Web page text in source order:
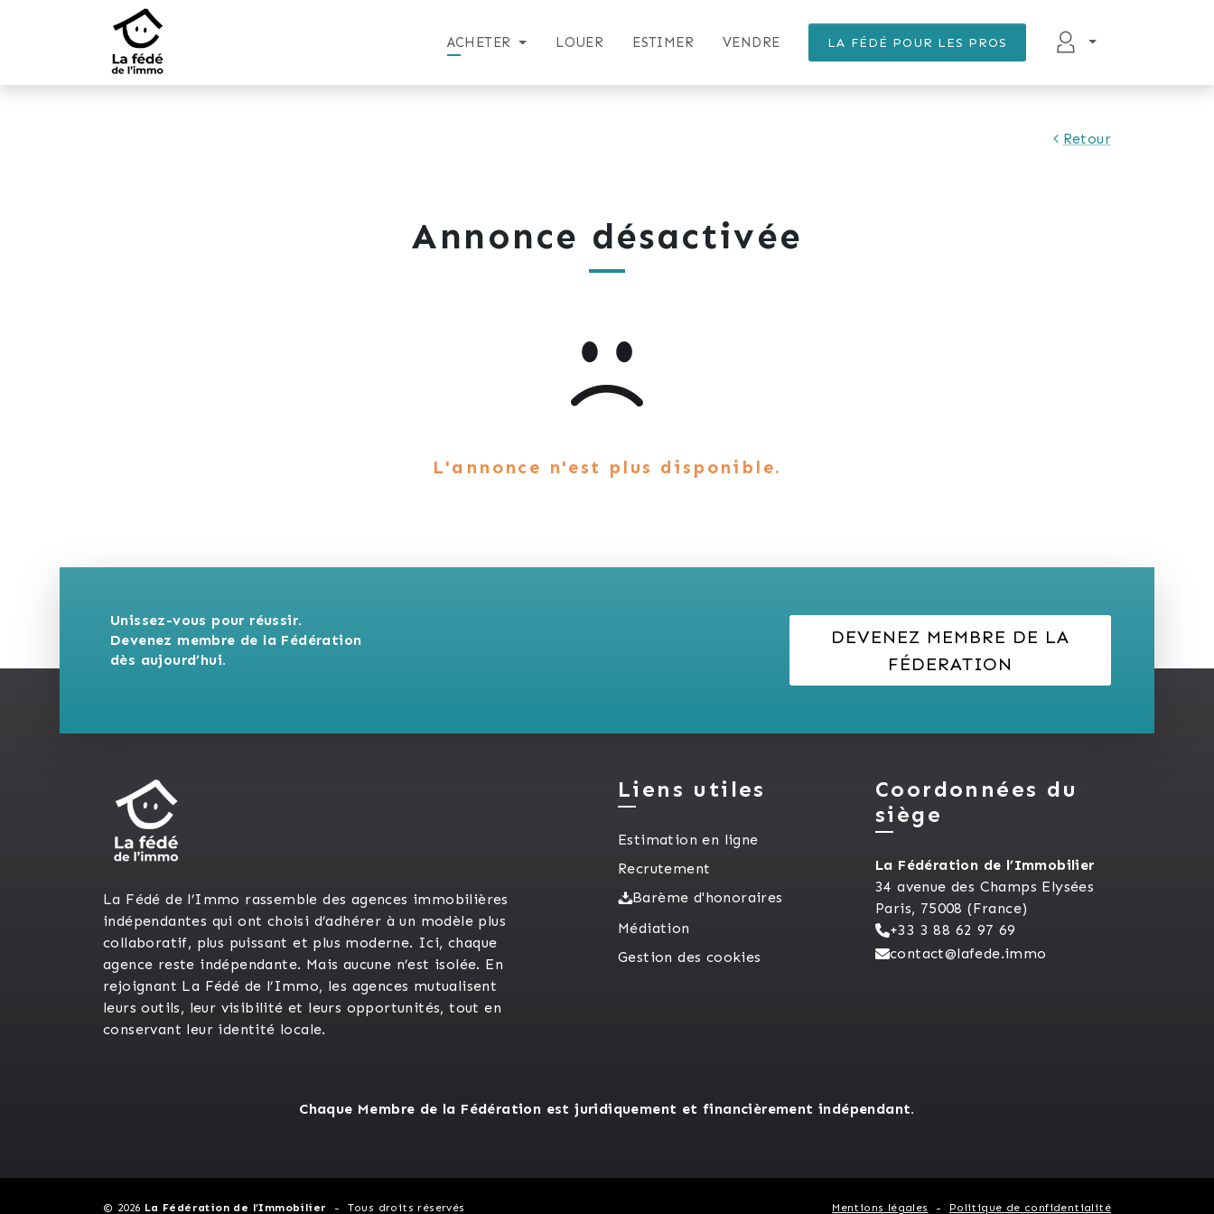
ACHETER LOUER ESTIMER VENDRE LA FÉDÉ POUR LES PROS
Retour
Annonce désactivée
L'annonce n'est plus disponible.
Unissez-vous pour réussir.
Devenez membre de la Fédération
dès aujourd’hui.
DEVENEZ MEMBRE DE LA
FÉDERATION
La Fédé de l’Immo rassemble des agences immobilières
indépendantes qui ont choisi d’adhérer à un modèle plus
collaboratif, plus puissant et plus moderne. Ici, chaque
agence reste indépendante. Mais aucune n’est isolée. En
rejoignant La Fédé de l’Immo, les agences mutualisent
leurs outils, leur visibilité et leurs opportunités, tout en
conservant leur identité locale.
Liens utiles
Estimation en ligne
Recrutement
Barème d'honoraires
Médiation
Gestion des cookies
Coordonnées du
siège
La Fédération de l’Immobilier
34 avenue des Champs Elysées
Paris, 75008 (France)
+33 3 88 62 97 69
contact@lafede.immo
Chaque Membre de la Fédération est juridiquement et financièrement indépendant.
© 2026 La Fédération de l’Immobilier Tous droits réservés Mentions légales Politique de confidentialité